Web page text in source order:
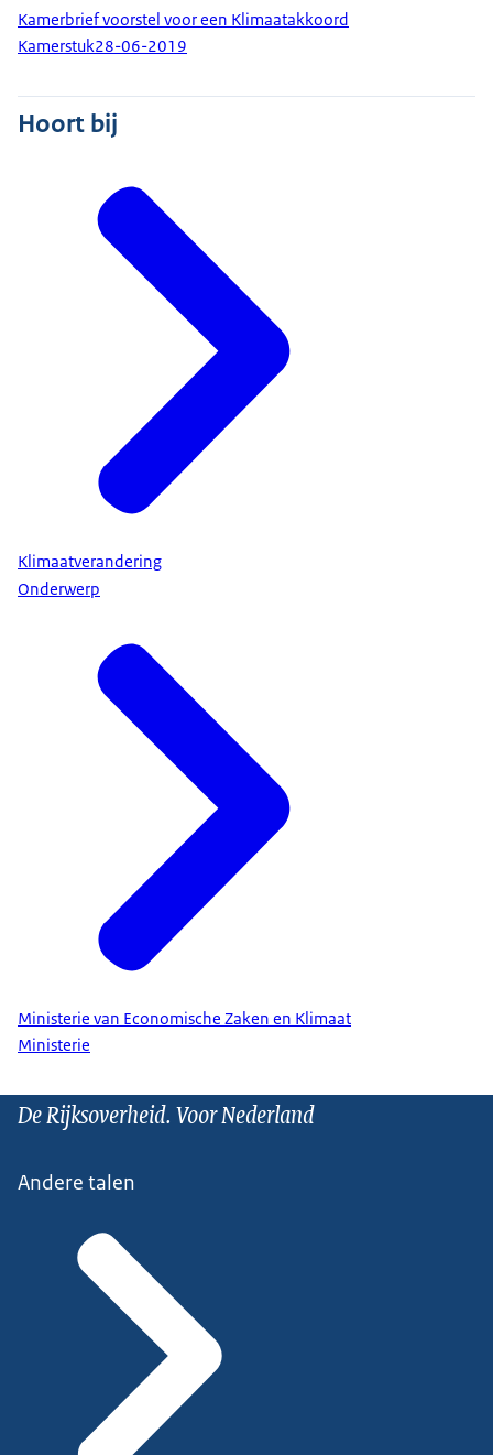
Kamerbrief voorstel voor een Klimaatakkoord
Kamerstuk28-06-2019
Hoort bij
Klimaatverandering
Onderwerp
Ministerie van Economische Zaken en Klimaat
Ministerie
De Rijksoverheid. Voor Nederland
Andere talen